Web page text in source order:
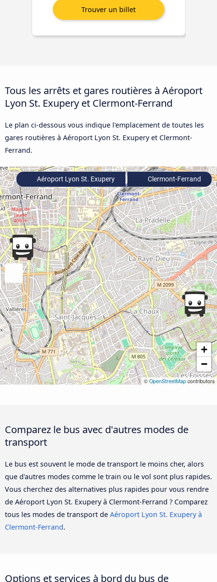
Tous les arrêts et gares routières à Aéroport
Lyon St. Exupery et Clermont-Ferrand
Le plan ci-dessous vous indique l'emplacement de toutes les
gares routières à Aéroport Lyon St. Exupery et Clermont-
Ferrand.
+
−
© OpenStreetMap contributors
Aéroport Lyon St. Exupery Clermont-Ferrand
Comparez le bus avec d'autres modes de
transport
Le bus est souvent le mode de transport le moins cher, alors
que d'autres modes comme le train ou le vol sont plus rapides.
Vous cherchez des alternatives plus rapides pour vous rendre
de Aéroport Lyon St. Exupery à Clermont-Ferrand ? Comparez
tous les modes de transport de Aéroport Lyon St. Exupery à
Clermont-Ferrand.
Options et services à bord du bus de